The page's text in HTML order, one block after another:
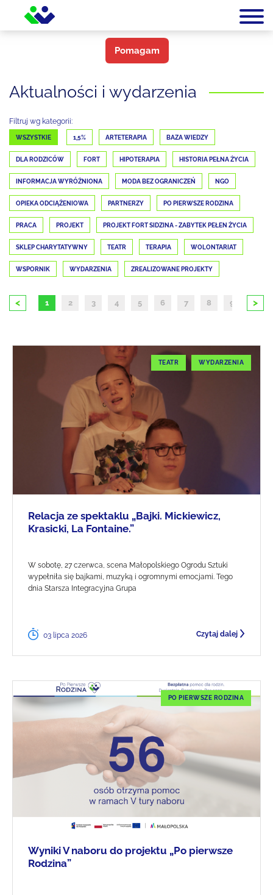
Pomagam
Aktualności i wydarzenia
Filtruj wg kategorii:
WSZYSTKIE 1,5% ARTETERAPIA BAZA WIEDZY
DLA RODZICÓW FORT HIPOTERAPIA HISTORIA PEŁNA ŻYCIA
INFORMACJA WYRÓŻNIONA MODA BEZ OGRANICZEŃ NGO
OPIEKA ODCIĄŻENIOWA PARTNERZY PO PIERWSZE RODZINA
PRACA PROJEKT PROJEKT FORT SIDZINA - ZABYTEK PEŁEN ŻYCIA
SKLEP CHARYTATYWNY TEATR TERAPIA WOLONTARIAT
WSPORNIK WYDARZENIA ZREALIZOWANE PROJEKTY
< 1 2 3 4 5 6 7 8 9 10
>
TEATR WYDARZENIA
Relacja ze spektaklu „Bajki. Mickiewicz,
Krasicki, La Fontaine.”
W sobotę, 27 czerwca, scena Małopolskiego Ogrodu Sztuki
wypełniła się bajkami, muzyką i ogromnymi emocjami. Tego
dnia Starsza Integracyjna Grupa
03 lipca 2026 Czytaj dalej
PO PIERWSZE RODZINA
Wyniki V naboru do projektu „Po pierwsze
Rodzina”